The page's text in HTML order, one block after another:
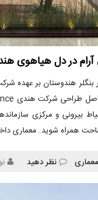
بیرونی و مرکزی
همراه شوید. معماری
دسته
معماری نظر دهید